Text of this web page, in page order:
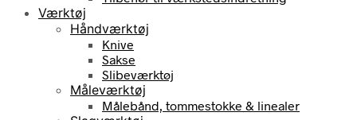
Værktøj
Håndværktøj
Knive
Sakse
Slibeværktøj
Måleværktøj
Målebånd, tommestokke & linealer